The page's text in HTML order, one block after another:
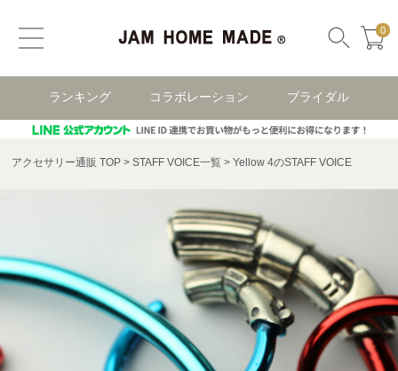
0
ランキング コラボレーション ブライダル
アクセサリー通販 TOP STAFF VOICE一覧 Yellow 4のSTAFF VOICE